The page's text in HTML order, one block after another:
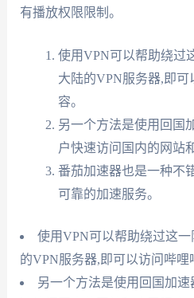
有播放权限限制。
使用VPN可以帮助绕过
大陆的VPN服务器,即
容。
另一个方法是使用回国
户快速访问国内的网站
番茄加速器也是一种不
可靠的加速服务。
使用VPN可以帮助绕过这
的VPN服务器,即可以访问哔哩
另一个方法是使用回国加